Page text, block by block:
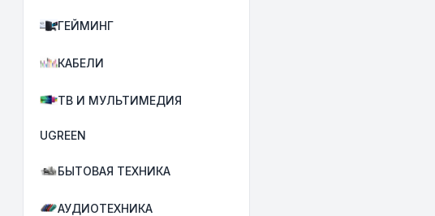
ГЕЙМИНГ
КАБЕЛИ
ТВ И МУЛЬТИМЕДИЯ
UGREEN
БЫТОВАЯ ТЕХНИКА
АУДИОТЕХНИКА